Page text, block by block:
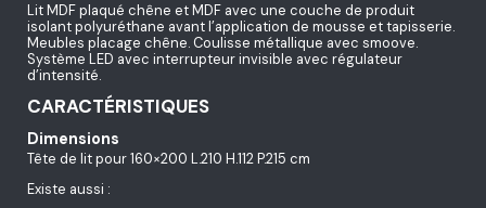
Lit MDF plaqué chêne et MDF avec une couche de produit
isolant polyuréthane avant l’application de mousse et tapisserie.
Meubles placage chêne. Coulisse métallique avec smoove.
Système LED avec interrupteur invisible avec régulateur
d’intensité.
CARACTÉRISTIQUES
Dimensions
Tête de lit pour 160×200 L.210 H.112 P.215 cm
Existe aussi :